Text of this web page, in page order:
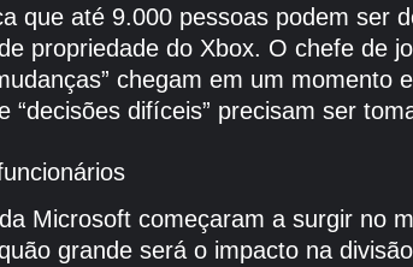
que até 9.000 pessoas podem ser
propriedade do Xbox. O chefe de
chegam em um
difíceis” precisam ser
Microsoft começaram a surgir no
grande será o impacto na